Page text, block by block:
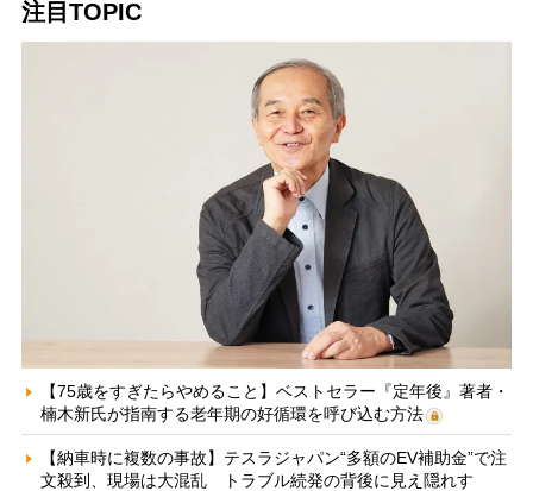
注目TOPIC
【75歳をすぎたらやめること】ベストセラー『定年後』著者・
楠木新氏が指南する老年期の好循環を呼び込む方法
【納車時に複数の事故】テスラジャパン“多額のEV補助金”で注
文殺到、現場は大混乱 トラブル続発の背後に見え隠れす